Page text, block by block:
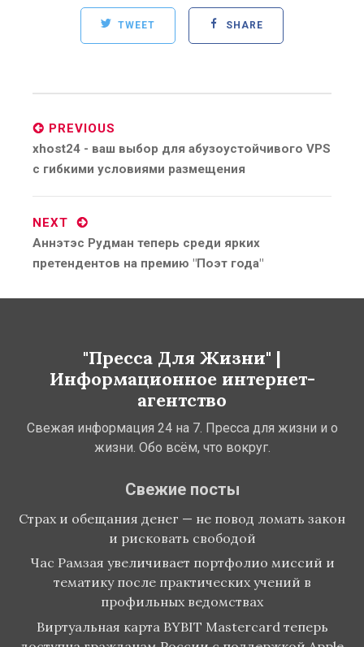
TWEET SHARE
navigation
PREVIOUS
Previous
post:
xhost24 - ваш выбор для абузоустойчивого VPS
с гибкими условиями размещения
NEXT
Next
post:
Аннэтэс Рудман теперь среди ярких
претендентов на премию "Поэт года"
"Пресса Для Жизни" |
Информационное интернет-
агентство
Свежая информация 24 на 7. Пресса для жизни и о
жизни. Обо всём, что вокруг.
Свежие посты
Страх и обещания денег — не повод ломать закон
и рисковать свободой
Час Рамзая увеличивает портфолио миссий и
тематику после практических учений в
профильных ведомствах
Виртуальная карта BYBIT Mastercard теперь